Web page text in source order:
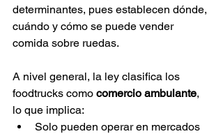
determinantes, pues establecen dónde,
cuándo y cómo se puede vender
comida sobre ruedas.
A nivel general, la ley clasifica los
foodtrucks como comercio ambulante,
lo que implica:
Solo pueden operar en mercados